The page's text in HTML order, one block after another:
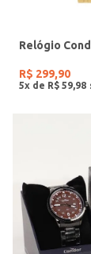
R$ 299,90
5x de R$ 59 98